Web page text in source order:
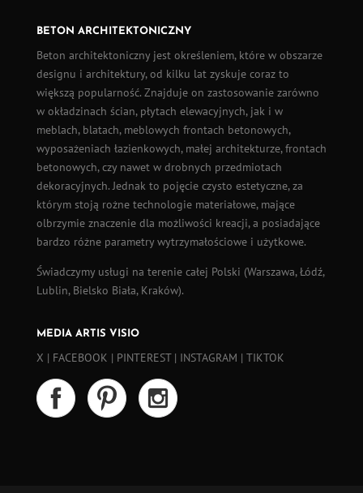
BETON ARCHITEKTONICZNY
Beton architektonicznyjest określeniem, które w obszarze
designu i architektury, od kilku lat zyskuje coraz to
większą popularność. Znajduje on zastosowanie zarówno
w okładzinach ścian, płytach elewacyjnych, jak i w
meblach, blatach, meblowych frontach betonowych,
wyposażeniach łazienkowych, małej architekturze, frontach
betonowych, czy nawet w drobnych przedmiotach
dekoracyjnych. Jednak to pojęcie czysto estetyczne, za
którym stoją rożne technologie materiałowe, mające
olbrzymie znaczenie dla możliwości kreacji, a posiadające
bardzo różne parametry wytrzymałościowe i użytkowe.
Świadczymy usługi na terenie całej Polski (Warszawa,Łódź,
Lublin, Bielsko Biała, Kraków).
MEDIA ARTIS VISIO
X | FACEBOOK | PINTEREST| INSTAGRAM | TIKTOK